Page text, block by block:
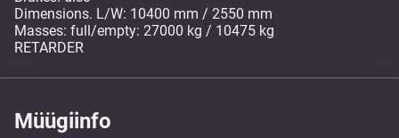
Dimensions. L/W: 10400 mm / 2550 mm
Masses: full/empty: 27000 kg / 10475 kg
RETARDER
Müügiinfo